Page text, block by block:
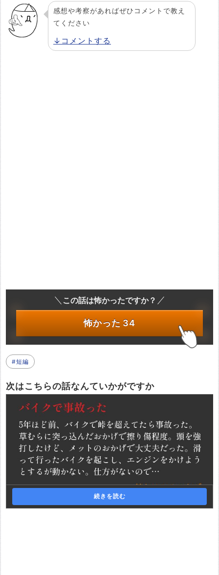
感想や考察があればぜひコメントで教え
てください
↓コメントする
この話は怖かったですか？
怖かった 34
#短編
次はこちらの話なんていかがですか
続きを読む